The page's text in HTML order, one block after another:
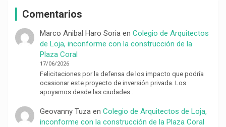
Comentarios
Marco Anibal Haro Soriaen Colegio de Arquitectos
de Loja, inconforme con la construcción de la
Plaza Coral
17/06/2026
Felicitaciones por la defensa de los impacto que podría
ocasionar este proyecto de inversión privada. Los
apoyamos desde las ciudades…
Geovanny Tuzaen Colegio de Arquitectos de Loja,
inconforme con la construcción de la Plaza Coral